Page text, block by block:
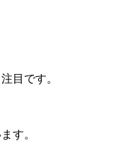
目です。
す。